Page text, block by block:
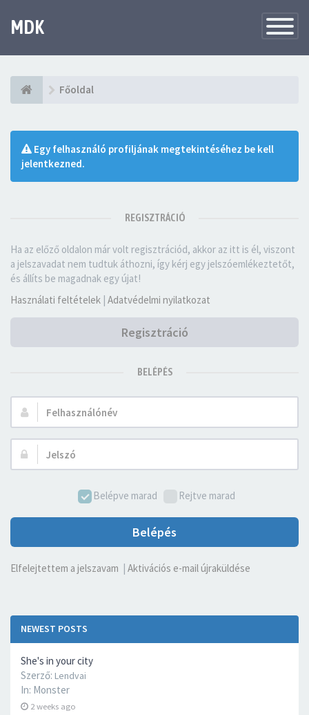
navigáció
MDK
Főoldal
NEWEST POSTS
She's in your city
Szerző: Lendvai
In: Monster
2 weeks ago
Egy felhasználó profiljának megtekintéséhez be kell
jelentkezned.
REGISZTRÁCIÓ
Ha az előző oldalon már volt regisztrációd, akkor az itt is él, viszont
a jelszavadat nem tudtuk áthozni, így kérj egy jelszóemlékeztetőt,
és állíts be magadnak egy újat!
Használati feltételek | Adatvédelmi nyilatkozat
Regisztráció
BELÉPÉS
Felhasználónév:
Jelszó:
Belépve marad Rejtve marad
Belépés
Elfelejtettem a jelszavam Aktivációs e-mail újraküldése